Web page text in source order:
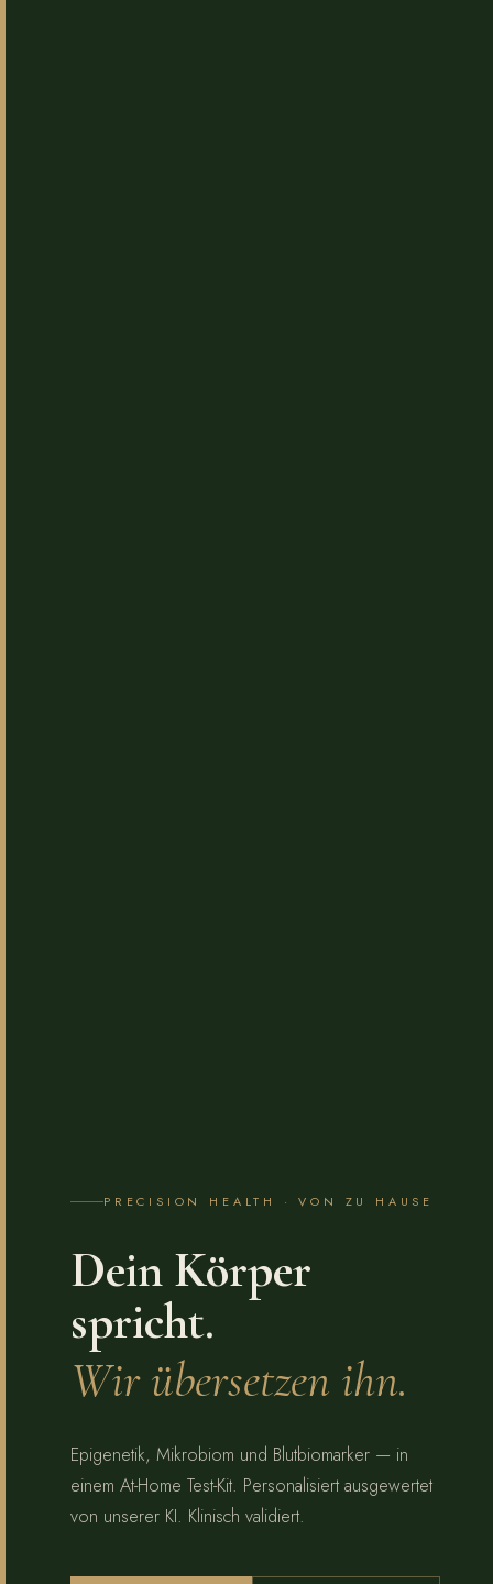
PRECISION HEALTH · VON ZU HAUSE
Dein Körper
spricht.
Wir übersetzen ihn.
Epigenetik, Mikrobiom und Blutbiomarker — in
einem At-Home Test-Kit. Personalisiert ausgewertet
von unserer KI. Klinisch validiert.